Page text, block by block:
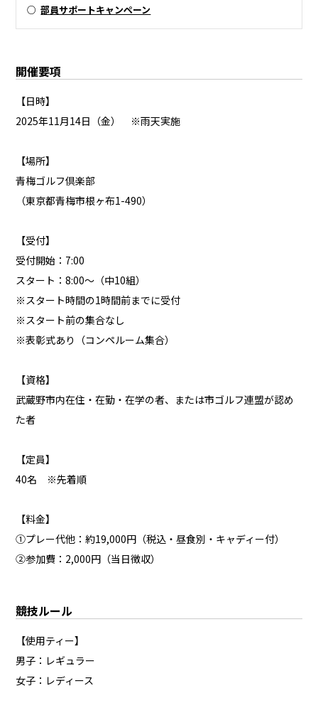
○部員サポートキャンペーン
開催要項
【日時】
2025年11月14日（金） ※雨天実施
【場所】
青梅ゴルフ倶楽部
（東京都青梅市根ヶ布1-490）
【受付】
受付開始：7:00
スタート：8:00～（中10組）
※スタート時間の1時間前までに受付
※スタート前の集合なし
※表彰式あり（コンペルーム集合）
【資格】
武蔵野市内在住・在勤・在学の者、または市ゴルフ連盟が認め
た者
【定員】
40名 ※先着順
【料金】
①プレー代他：約19,000円（税込・昼食別・キャディー付）
②参加費：2,000円（当日徴収）
競技ルール
【使用ティー】
男子：レギュラー
女子：レディース